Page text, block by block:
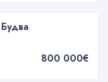
800 000€